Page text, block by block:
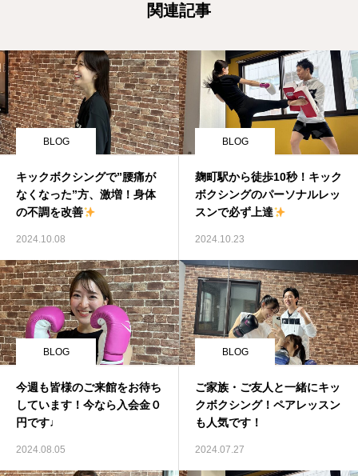
関連記事
BLOG
キックボクシングで”腰痛が
なくなった”方、激増！身体
の不調を改善
2024.10.08
BLOG
麹町駅から徒歩10秒！キック
ボクシングのパーソナルレッ
スンで必ず上達
2024.10.23
BLOG
今週も皆様のご来館をお待ち
しています！今なら入会金０
円です♩
2024.08.05
BLOG
ご家族・ご友人と一緒にキッ
クボクシング！ペアレッスン
も人気です！
2024.07.27